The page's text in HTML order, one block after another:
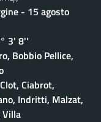
- 15 agosto
3' 8''
Bobbio Pellice,
Ciabrot,
Indritti, Malzat,
Villa